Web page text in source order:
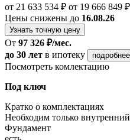
от 21 633 534 ₽ от 19 666 849 ₽
Цены снижены до 16.08.26
Узнать точную цену
От 97 326 ₽/мес.
до 30 лет в ипотеку подробнее
Посмотреть комлектацию
Под ключ
Кратко о комплектациях
Необходим только
Фундамент